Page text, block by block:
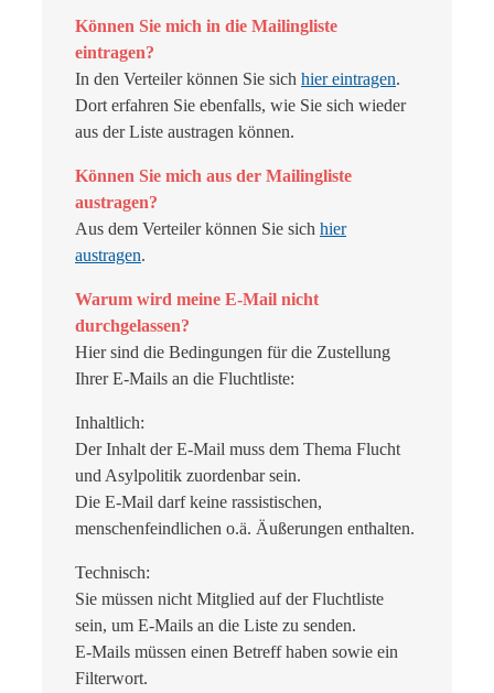
Können Sie mich in die Mailingliste
eintragen?
In den Verteiler können Sie sich hier eintragen.
Dort erfahren Sie ebenfalls, wie Sie sich wieder
aus der Liste austragen können.
Können Sie mich aus der Mailingliste
austragen?
Aus dem Verteiler können Sie sich hier
austragen.
Warum wird meine E-Mail nicht
durchgelassen?
Hier sind die Bedingungen für die Zustellung
Ihrer E-Mails an die Fluchtliste:
Inhaltlich:
Der Inhalt der E-Mail muss dem Thema Flucht
und Asylpolitik zuordenbar sein.
Die E-Mail darf keine rassistischen,
menschenfeindlichen o.ä. Äußerungen enthalten.
Technisch:
Sie müssen nicht Mitglied auf der Fluchtliste
sein, um E-Mails an die Liste zu senden.
E-Mails müssen einen Betreff haben sowie ein
Filterwort.